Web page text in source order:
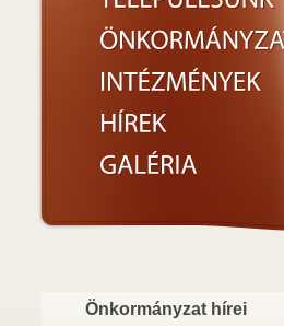
Önkormányzat hírei